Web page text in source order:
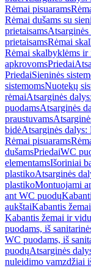
Rėmai pisuarams
Rėmai dušams su
prietaisams
prietaisamsRėmai
Rėmai skalbyklėms ir
apkrovomsPriedai
PriedaiSieninės
sistemomsNuotekų
rėmaiAtsarginės
puodamsAtsarginės
praustuvams
bidėAtsarginės dalys:
Rėmai pisuarams
dušamsPriedaiWC
elementamsIšoriniai
plastikoAtsarginės
plastikoMontuojami
ant WC puodų
aukštaiKabantis
Kabantis žemai ir
puodams, iš
WC puodams, iš
puodųAtsarginės
nuleidimo vamzdžiai